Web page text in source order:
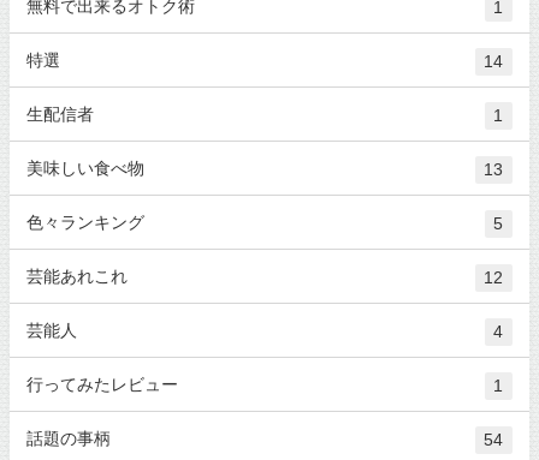
無料で出来るオトク術 1
特選 14
生配信者 1
美味しい食べ物 13
色々ランキング 5
芸能あれこれ 12
芸能人 4
行ってみたレビュー 1
話題の事柄 54